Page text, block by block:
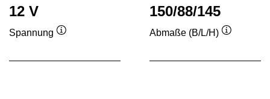
12 V
Spannung
150/88/145
Abmaße (B/L/H)